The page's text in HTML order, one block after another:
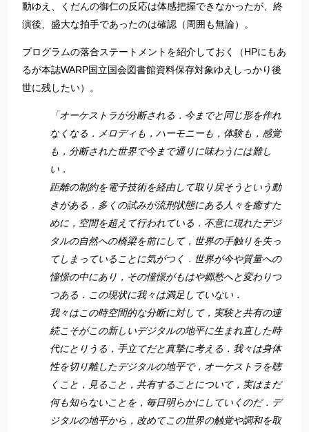
動ゆえ、くだんの御仁の反応は体感把握できなかったが、終
演後、盛大な拍手であったのは確認（周囲も無論）。
プログラムの落合ステートメントを紹介しておく（HPにもあ
るが本誌WARP国立国会図書館資料保存対象ゆえしっかり後
世に残したい）。
「オーケストラが分断される．今までと同じ形を作れ
なくなる．メロディも，ハーモニーも，体験も，感覚
も，分断された世界で今まで通りに味わうには難し
い．
距離の制約を電子技術を経由して取り戻そうという動
きがある．多くの試みが流刑状態にある人々を癒すた
めに，空間を超えて行われている．不意に現れたデジ
タルの自然への橋梁を前にして，世界の手触りを失っ
てしまっていることに気がつく．世界が今や質量への
憧憬の中にあり，その憧憬がもはや郷愁へと変わりつ
つある．この現状に我々は満足していない．
我々はこの時空間的な分断に対して，実験と共有の連
続こそがこの新しいデジタルの地平に生まれ直した時
代にとりうる，手立てだと真摯に考える．我々は身体
性を切り離したデジタルの地平で，オーケストラを聴
くこと，見ること，共有することについて，実はまだ
何も知らないことを，毎日明らかにしていくのだ．デ
ジタルの地平から，改めてこの世界の触覚や調和を取